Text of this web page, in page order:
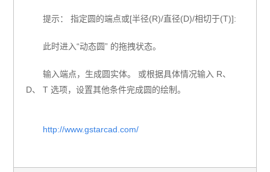
提示： 指定圆的端点或[半径(R)/直径(D)/相切于(T)]:
此时进入“动态圆” 的拖拽状态。
输入端点，生成圆实体。 或根据具体情况输入 R、
D、 T 选项，设置其他条件完成圆的绘制。
http://www.gstarcad.com/